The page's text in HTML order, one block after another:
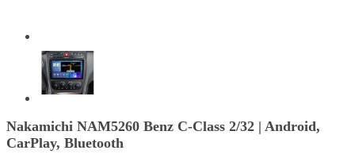
Nakamichi NAM5260 Benz C-Class 2/32 | Android,
CarPlay, Bluetooth